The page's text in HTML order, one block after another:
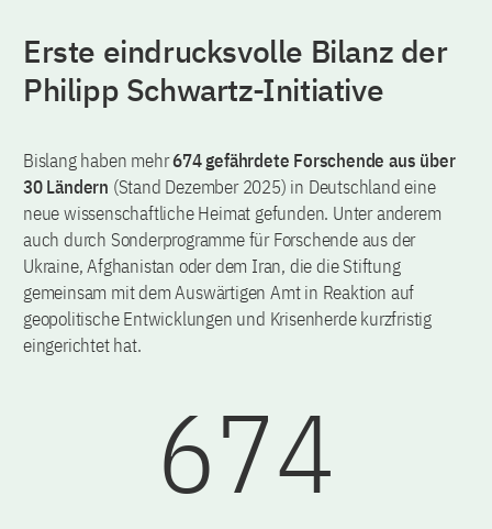
Erste eindrucksvolle Bilanz der
Philipp Schwartz-Initiative
Bislang haben mehr674 gefährdete Forschende aus über
30 Ländern (Stand Dezember 2025) in Deutschland eine
neue wissenschaftliche Heimat gefunden. Unter anderem
auch durch Sonderprogramme für Forschende aus der
Ukraine, Afghanistan oder dem Iran, die die Stiftung
gemeinsam mit dem Auswärtigen Amt in Reaktion auf
geopolitische Entwicklungen und Krisenherde kurzfristig
eingerichtet hat.
674